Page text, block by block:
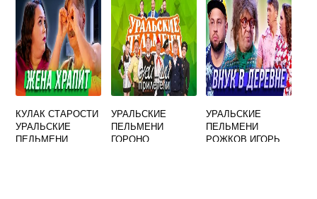
КУЛАК СТАРОСТИ
УРАЛЬСКИЕ
ПЕЛЬМЕНИ
УРАЛЬСКИЕ
ПЕЛЬМЕНИ
ГОРОНО
УРАЛЬСКИЕ
ПЕЛЬМЕНИ
РОЖКОВ ИГОРЬ